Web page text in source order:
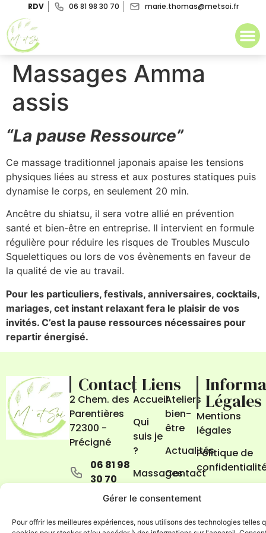
Gérer le consentement
Pour offrir les meilleures expériences, nous utilisons des technologies telles
RDV 06 81 98 30 70 marie.thomas@metsoi.fr
Massages Amma
assis
“La pause Ressource”
Ce massage traditionnel japonais apaise les tensions
physiques liées au stress et aux postures statiques puis
dynamise le corps, en seulement 20 min.
Ancêtre du shiatsu, il sera votre allié en prévention
santé et bien-être en entreprise. Il intervient en formule
régulière pour réduire les risques de Troubles Musculo
Squelettiques ou lors de vos évènements en faveur de
la qualité de vie au travail.
Pour les particuliers, festivals, anniversaires, cocktails,
mariages, cet instant relaxant fera le plaisir de vos
invités. C’est la pause ressources nécessaires pour
repartir énergisé.
Contact
2 Chem. des
Parentières
72300 -
Précigné
06 81 98
30 70
marie.thomas@metsoi.fr
Liens
Accueil
Qui
suis je
?
Massages
Ateliers
bien-
être
Actualités
Contact
Légales
Mentions
légales
Politique de
cookies
© Copyright 2024 – Réalisé parKBCOM